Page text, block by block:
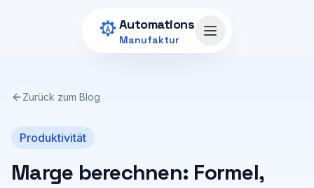
Automations
Manufaktur Menü öffnen
Zurück zum Blog
Produktivität
Marge berechnen: Formel,